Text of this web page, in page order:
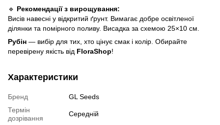
🔹 Рекомендації з вирощування:
Висів навесні у відкритий ґрунт. Вимагає добре освітленої
ділянки та помірного поливу. Висадка за схемою 25×10 см.
Рубін — вибір для тих, хто цінує смак і колір. Обирайте
перевірену якість від FloraShop!
Характеристики
Бренд
GL Seeds
Термін
дозрівання
Середній